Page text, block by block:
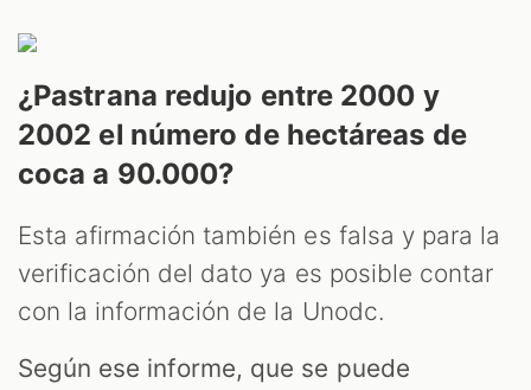
¿Pastrana redujo entre 2000 y
2002 el número de hectáreas de
coca a 90.000?
Esta afirmación también es falsa y para la
verificación del dato ya es posible contar
con la información de la Unodc.
Según ese informe, que se puede